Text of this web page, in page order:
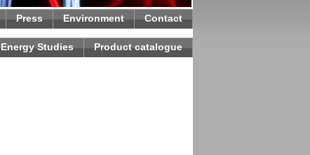
Contact
Environment
Press
Product catalogue
Energy Studies